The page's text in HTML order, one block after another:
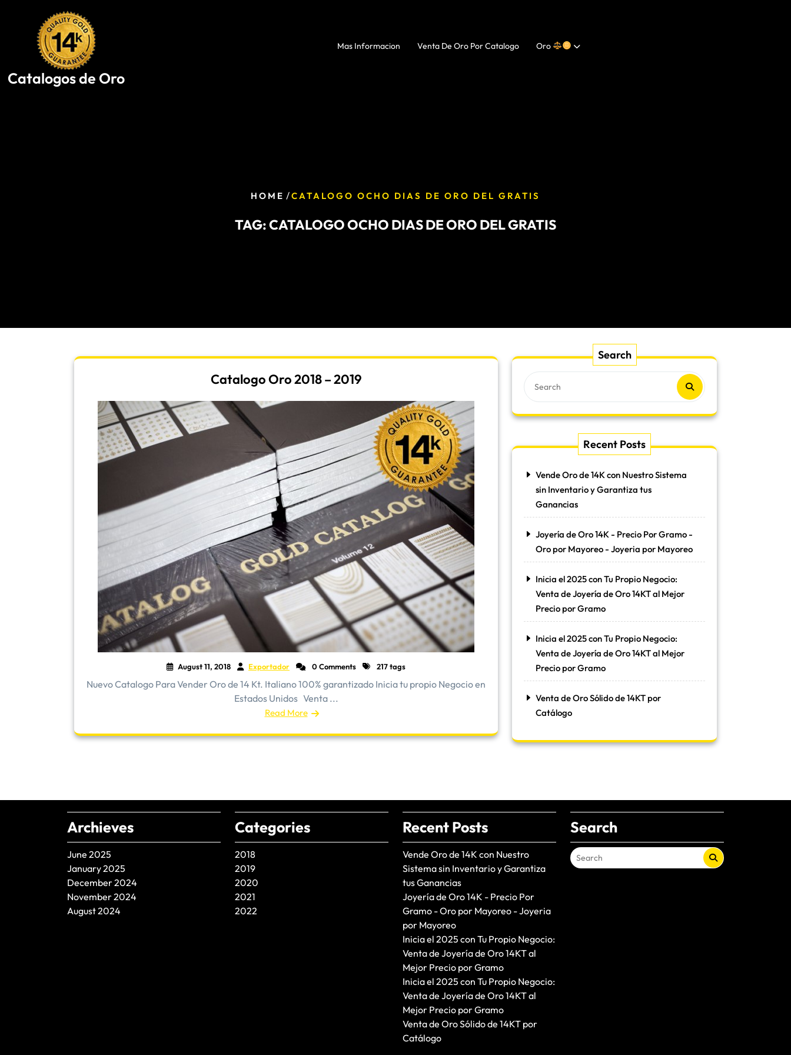
Catalogos de Oro
Mas Informacion Venta De Oro Por Catalogo Oro
HOME /CATALOGO OCHO DIAS DE ORO DEL GRATIS
TAG:CATALOGO OCHO DIAS DE ORO DEL GRATIS
Catalogo Oro 2018 – 2019
August 11, 2018 Exportador 0 Comments 217 tags
Nuevo Catalogo Para Vender Oro de 14 Kt. Italiano 100% garantizado Inicia tu propio Negocio en
Estados Unidos Venta ...
Read More
Search
Recent Posts
Vende Oro de 14K con Nuestro Sistema
sin Inventario y Garantiza tus
Ganancias
Joyería de Oro 14K - Precio Por Gramo -
Oro por Mayoreo - Joyeria por Mayoreo
Inicia el 2025 con Tu Propio Negocio:
Venta de Joyería de Oro 14KT al Mejor
Precio por Gramo
Inicia el 2025 con Tu Propio Negocio:
Venta de Joyería de Oro 14KT al Mejor
Precio por Gramo
Venta de Oro Sólido de 14KT por
Catálogo
Archieves
June 2025
January 2025
December 2024
November 2024
August 2024
Categories
2018
2019
2020
2021
2022
Recent Posts
Vende Oro de 14K con Nuestro
Sistema sin Inventario y Garantiza
tus Ganancias
Joyería de Oro 14K - Precio Por
Gramo - Oro por Mayoreo - Joyeria
por Mayoreo
Inicia el 2025 con Tu Propio Negocio:
Venta de Joyería de Oro 14KT al
Mejor Precio por Gramo
Inicia el 2025 con Tu Propio Negocio:
Venta de Joyería de Oro 14KT al
Mejor Precio por Gramo
Venta de Oro Sólido de 14KT por
Catálogo
Search